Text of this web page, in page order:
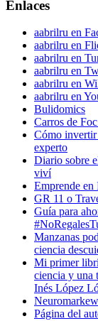
Enlaces
aabrilru en
aabrilru en
aabrilru en
aabrilru en
aabrilru en
aabrilru en
Bulidomics
Carros de
Cómo invertir
experto
Diario sobre
viví
Emprende en
GR 11 o
Guía para
Manzanas
ciencia
Mi primer
ciencia y una
Inés López
Página del